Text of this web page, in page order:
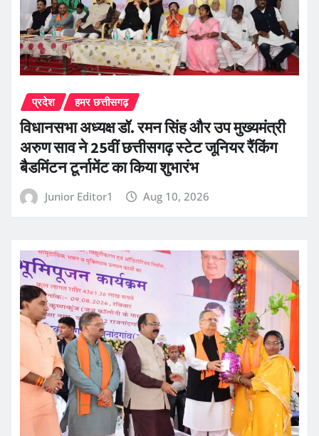
प्रदेश हमर छत्तीसगढ़
विधानसभा अध्यक्ष डॉ. रमन सिंह और उप मुख्यमंत्री
अरुण साव ने 25वीं छत्तीसगढ़ स्टेट जूनियर रैंकिंग
बैडमिंटन टूर्नामेंट का किया शुभारंभ
Junior Editor1 Aug 10, 2026